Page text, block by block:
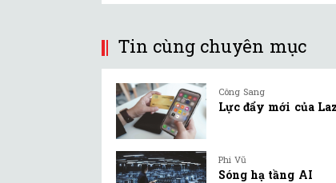
Tin cùng chuyên mục
Công Sang
Lực đẩy mới của
Phi Vũ
Sóng hạ tầng AI